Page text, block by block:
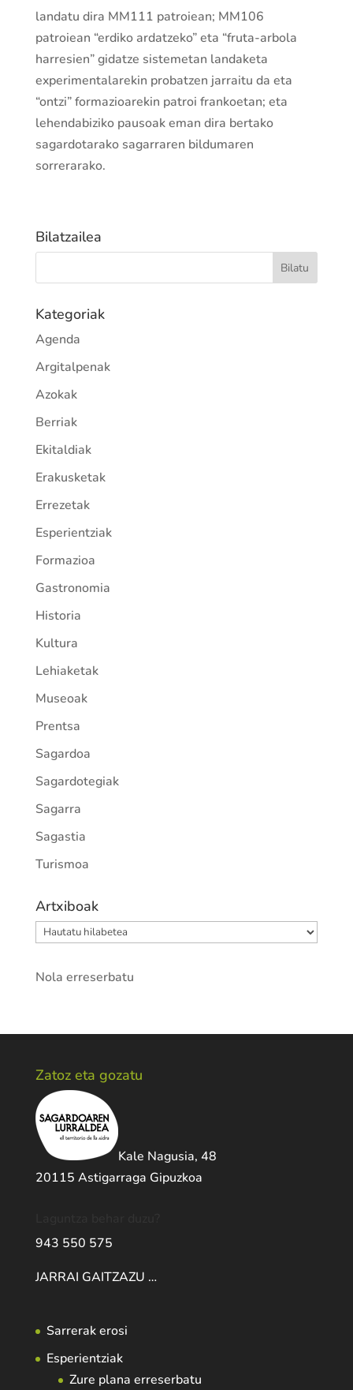
landatu dira MM111 patroiean; MM106
patroiean “erdiko ardatzeko” eta “fruta-arbola
harresien” gidatze sistemetan landaketa
experimentalarekin probatzen jarraitu da eta
“ontzi” formazioarekin patroi frankoetan; eta
lehendabiziko pausoak eman dira bertako
sagardotarako sagarraren bildumaren
sorrerarako.
Bilatzailea
Kategoriak
Agenda
Argitalpenak
Azokak
Berriak
Ekitaldiak
Erakusketak
Errezetak
Esperientziak
Formazioa
Gastronomia
Historia
Kultura
Lehiaketak
Museoak
Prentsa
Sagardoa
Sagardotegiak
Sagarra
Sagastia
Turismoa
Artxiboak
Artxiboak
Nola erreserbatu
Zatoz eta gozatu
Kale Nagusia, 48
20115 Astigarraga Gipuzkoa
943 550 575
JARRAI GAITZAZU …
Sarrerak erosi
Esperientziak
Zure plana erreserbatu